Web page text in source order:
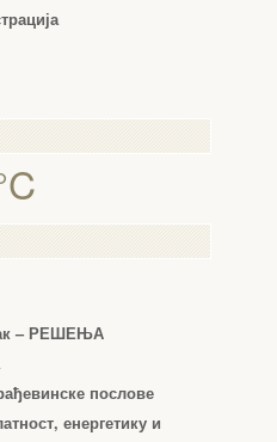
– РЕШЕЊА
послове
енергетику и